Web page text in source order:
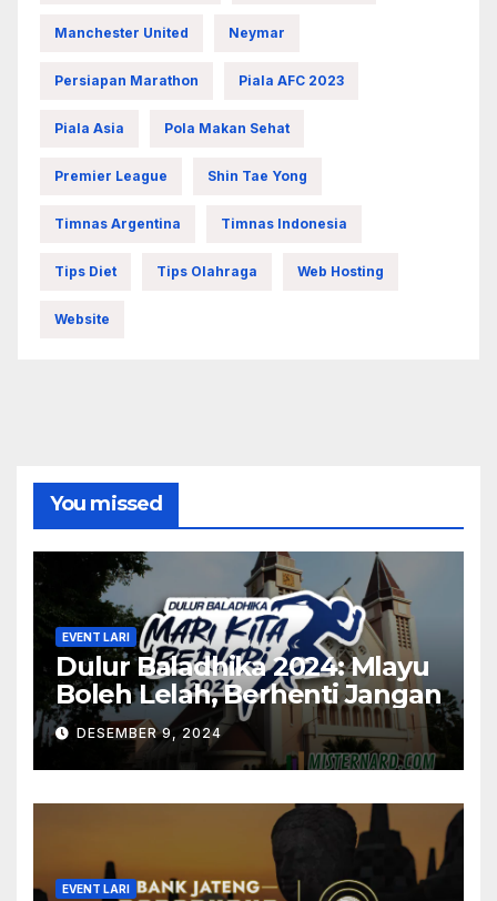
Manchester United Neymar
Persiapan Marathon Piala AFC 2023
Piala Asia Pola Makan Sehat
Premier League Shin Tae Yong
Timnas Argentina Timnas Indonesia
Tips Diet Tips Olahraga Web Hosting
Website
You missed
EVENT LARI
Dulur Baladhika 2024: Mlayu
Boleh Lelah, Berhenti Jangan
DESEMBER 9, 2024
EVENT LARI